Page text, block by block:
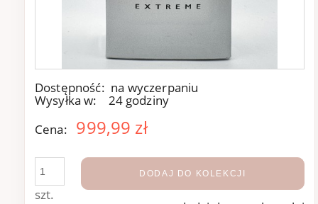
Dostępność: na wyczerpaniu
Wysyłka w:
24 godziny
Cena:
999,99 zł
szt.
DODAJ DO KOLEKCJI